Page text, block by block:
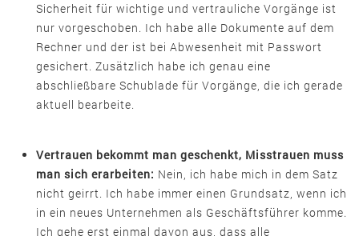
Sicherheit für wichtige und vertrauliche Vorgänge ist
nur vorgeschoben. Ich habe alle Dokumente auf dem
Rechner und der ist bei Abwesenheit mit Passwort
gesichert. Zusätzlich habe ich genau eine
abschließbare Schublade für Vorgänge, die ich gerade
aktuell bearbeite.
Vertrauen bekommt man geschenkt, Misstrauen muss
man sich erarbeiten: Nein, ich habe mich in dem Satz
nicht geirrt. Ich habe immer einen Grundsatz, wenn ich
in ein neues Unternehmen als Geschäftsführer komme.
Ich gehe erst einmal davon aus, dass alle